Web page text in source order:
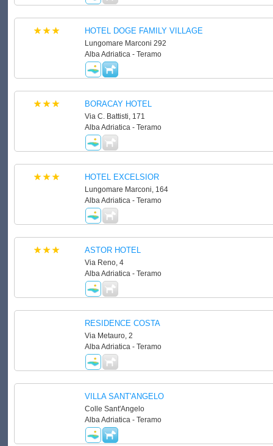
HOTEL DOGE FAMILY VILLAGE
Lungomare Marconi 292
Alba Adriatica - Teramo
BORACAY HOTEL
Via C. Battisti, 171
Alba Adriatica - Teramo
HOTEL EXCELSIOR
Lungomare Marconi, 164
Alba Adriatica - Teramo
ASTOR HOTEL
Via Reno, 4
Alba Adriatica - Teramo
RESIDENCE COSTA
Via Metauro, 2
Alba Adriatica - Teramo
VILLA SANT'ANGELO
Colle Sant'Angelo
Alba Adriatica - Teramo